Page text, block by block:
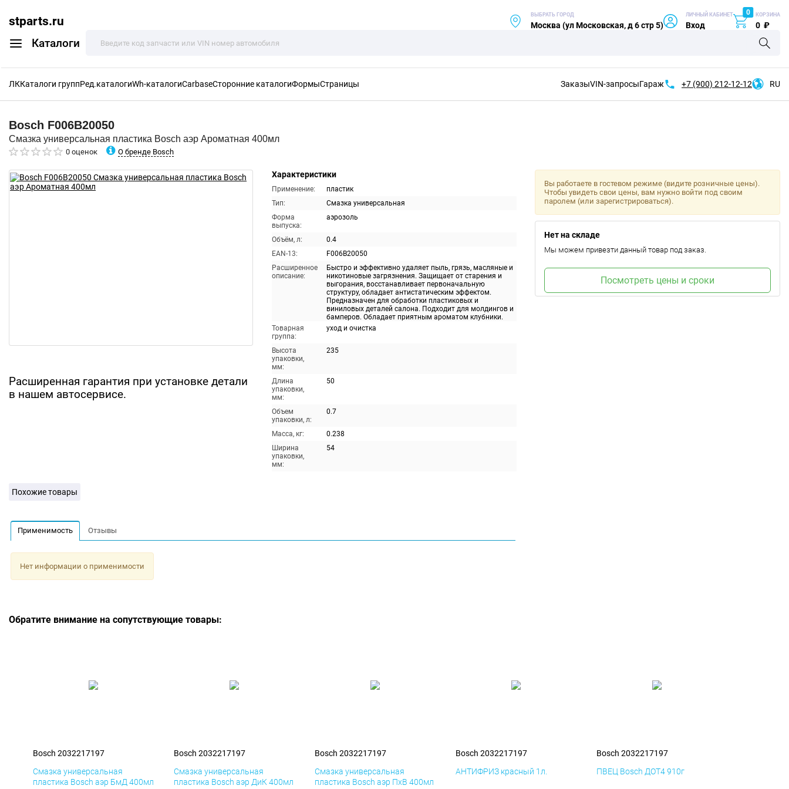
stparts.ru
Каталоги
ВЫБРАТЬ ГОРОД
Москва (ул Московская, д 6 стр 5)
ЛИЧНЫЙ КАБИНЕТ
Вход
0 КОРЗИНА
0 ₽
ЛККаталоги группРед.каталогиWh-каталогиCarbaseСторонние каталогиФормыСтраницы ЗаказыVIN-запросыГараж +7 (900) 212-12-12 RU
Bosch F006B20050
Смазка универсальная пластика Bosch аэр Ароматная 400мл
0 оценок О бренде Bosch
Расширенная гарантия при установке детали
в нашем автосервисе.
Характеристики
Применение:
пластик
Тип:
Смазка универсальная
Форма
выпуска:
аэрозоль
Объём, л:
0.4
EAN-13:
F006B20050
Расширенное
описание:
Быстро и эффективно удаляет пыль, грязь, масляные и
никотиновые загрязнения. Защищает от старения и
выгорания, восстанавливает первоначальную
структуру, обладает антистатическим эффектом.
Предназначен для обработки пластиковых и
виниловых деталей салона. Подходит для молдингов и
бамперов. Обладает приятным ароматом клубники.
Товарная
группа:
уход и очистка
Высота
упаковки,
мм:
235
Длина
упаковки,
мм:
50
Объем
упаковки, л:
0.7
Масса, кг:
0.238
Ширина
упаковки,
мм:
54
Вы работаете в гостевом режиме (видите розничные цены).
Чтобы увидеть свои цены, вам нужно войти под своим
паролем (или зарегистрироваться).
Нет на складе
Мы можем привезти данный товар под заказ.
Посмотреть цены и сроки
Похожие товары
Применимость Отзывы
Нет информации о применимости
Обратите внимание на сопутствующие товары:
Bosch 2032217197
Смазка универсальная
пластика Bosch аэр БмД 400мл
Bosch 2032217197
Смазка универсальная
пластика Bosch аэр ДиК 400мл
Bosch 2032217197
Смазка универсальная
пластика Bosch аэр ПхВ 400мл
Bosch 2032217197
АНТИФРИЗ красный 1л.
Bosch 2032217197
ПВЕЦ Bosch ДОТ4 910г